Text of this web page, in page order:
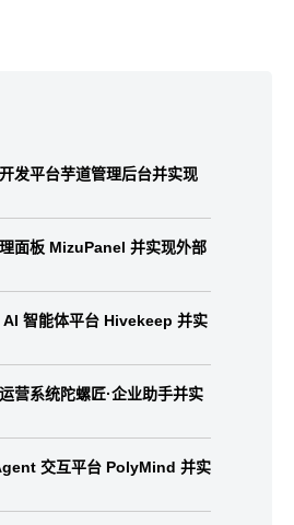
发平台芋道管理后台并实现
面板 MizuPanel 并实现外部
智能体平台 Hivekeep 并实
营系统陀螺匠·企业助手并实
交互平台 PolyMind 并实